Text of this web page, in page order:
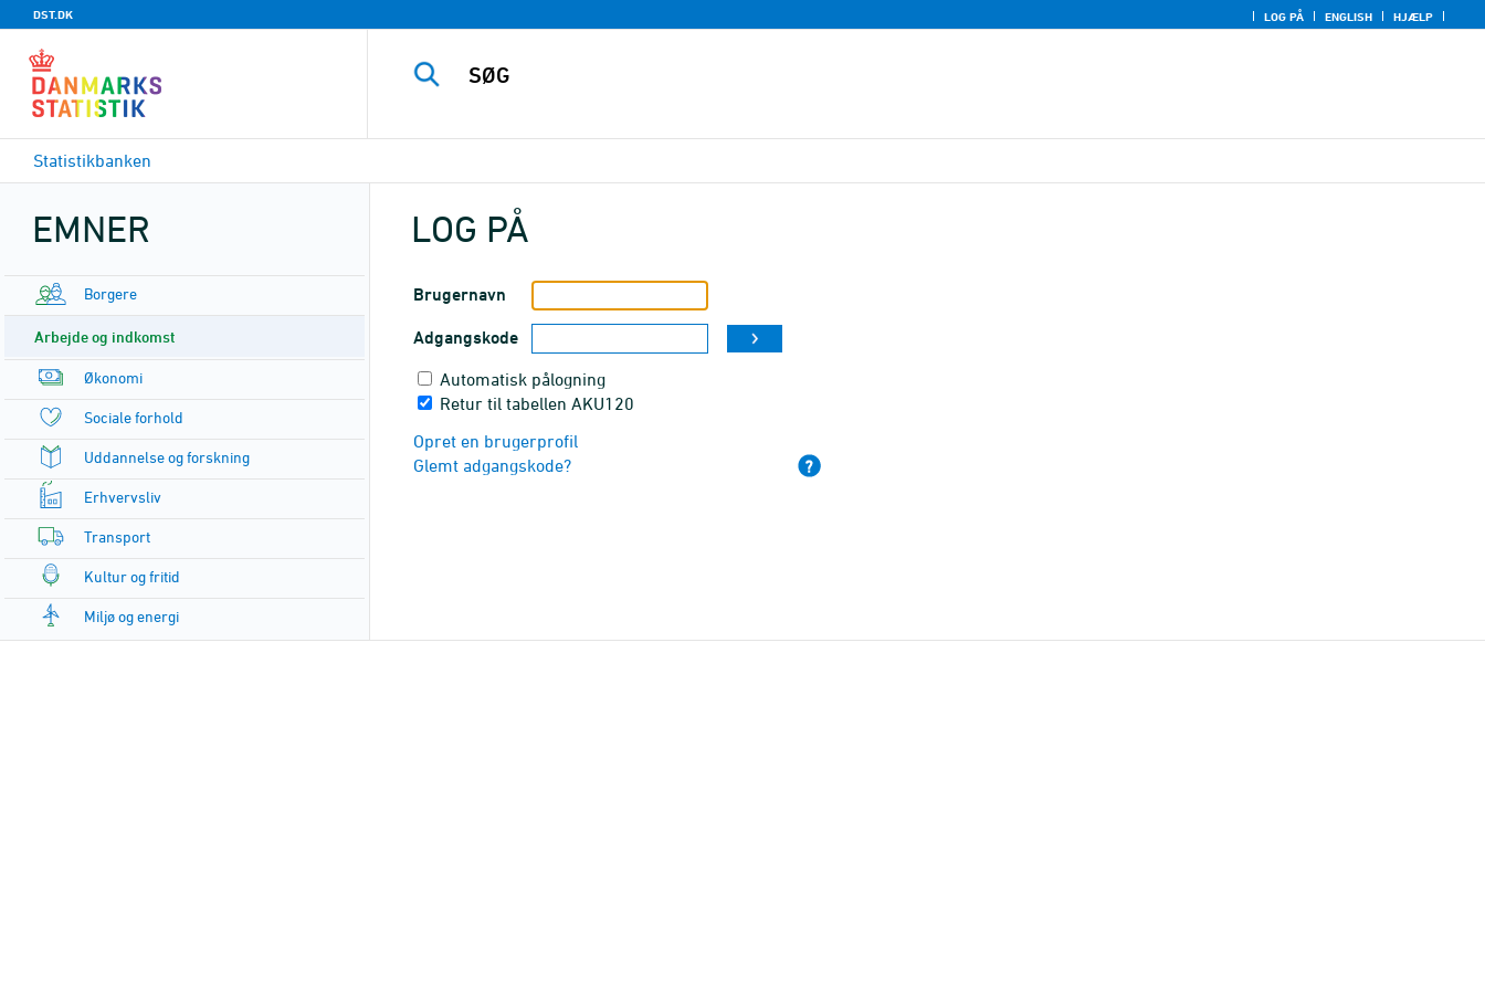
DST.DK LOG PÅ ENGLISH HJÆLP
Statistikbanken
EMNER
Borgere
Arbejde og indkomst
Økonomi
Sociale forhold
Uddannelse og forskning
Erhvervsliv
Transport
Kultur og fritid
Miljø og energi
LOG PÅ
Brugernavn
Adgangskode
Automatisk pålogning
Retur til tabellen AKU120
Opret en brugerprofil
Glemt adgangskode?